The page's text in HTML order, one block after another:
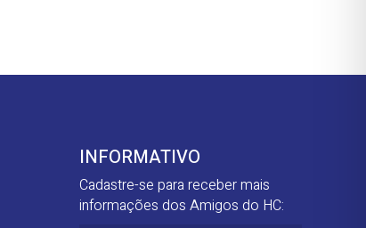
INFORMATIVO
Cadastre-se para receber mais
informações dos Amigos do HC: